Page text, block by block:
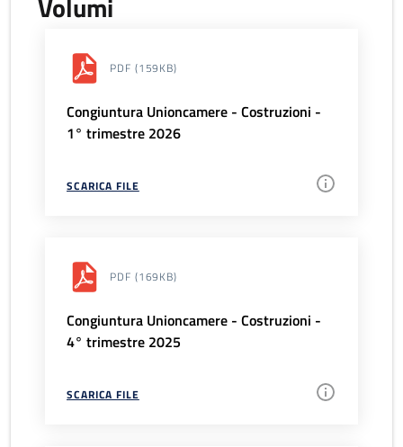
Volumi
PDF (159KB)
Congiuntura Unioncamere - Costruzioni -
1° trimestre 2026
SCARICA FILE
PDF (169KB)
Congiuntura Unioncamere - Costruzioni -
4° trimestre 2025
SCARICA FILE